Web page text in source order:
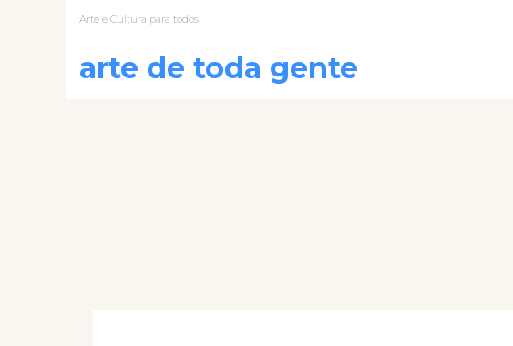
Arte e Cultura para todos
arte de toda gente